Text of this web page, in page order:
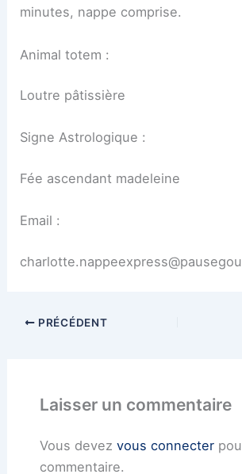
minutes, nappe comprise.
Animal totem :
Loutre pâtissière
Signe Astrologique :
Fée ascendant madeleine
Email :
PRÉCÉDENT
Laisser un commentaire
Vous devez vous connecter
commentaire.